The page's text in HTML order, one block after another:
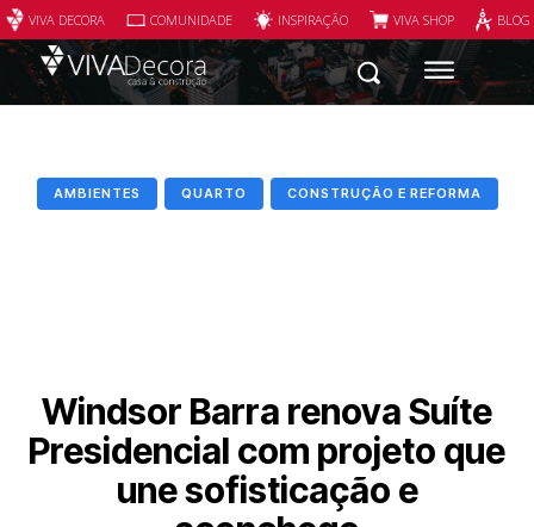
VIVA DECORA COMUNIDADE INSPIRAÇÃO VIVA SHOP
AMBIENTES QUARTO CONSTRUÇÃO E REFORMA
Windsor Barra renova Suíte
Presidencial com projeto que
une sofisticação e